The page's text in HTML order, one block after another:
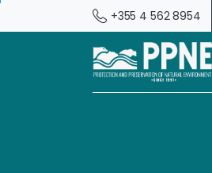
+355 4 562 8954